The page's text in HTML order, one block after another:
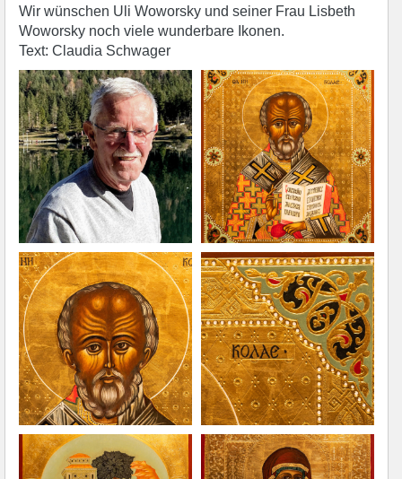
Wir wünschen Uli Woworsky und seiner Frau Lisbeth
Woworsky noch viele wunderbare Ikonen.
Text: Claudia Schwager